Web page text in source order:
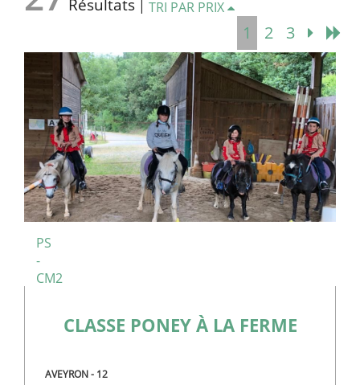
Résultats | TRI PAR PRIX
1 2 3
PS
-
CM2
CLASSE PONEY À LA FERME
AVEYRON - 12